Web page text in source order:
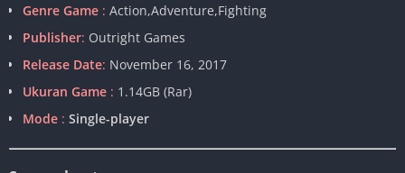
Genre Game : Action,Adventure,Fighting
Publisher: Outright Games
Release Date: November 16, 2017
Ukuran Game : 1.14GB (Rar)
Mode : Single-player